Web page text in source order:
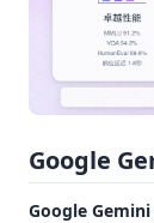
Google
Google Gemini